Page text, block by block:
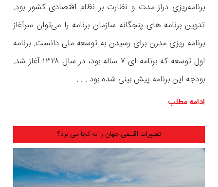
برنامه‌ریزی دراز مدت و نظارت بر نظام اقتصادی کشور بود.
تدوین برنامه های پنجگانه سازمان برنامه را می‌توان سرآغاز
برنامه ریزی مدرن برای رسیدن به توسعه ملی دانست. برنامه
اول توسعه که برنامه ای ۷ ساله بود، در سال ۱۳۲۸ آغاز شد.
بودجه این برنامه پیش بینی شده بود . . .
ادامه مطلب
تغییرات اقلیمی جهان را به کجا می برد؟